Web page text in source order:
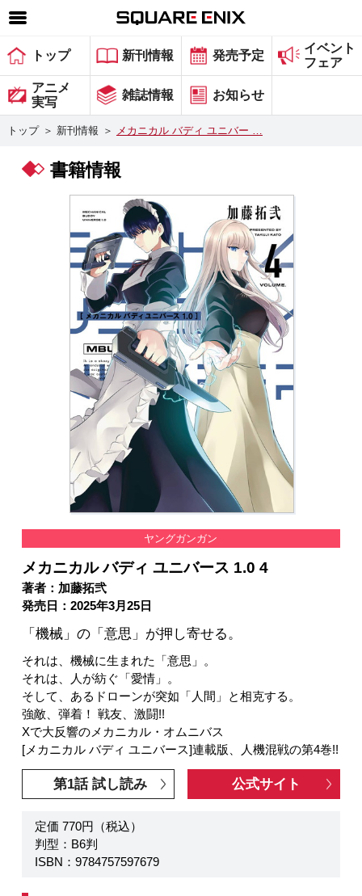
SQUARE ENIX 公式サイトメニュー
ゲーム
マガジン＆ブックス
グッズ
会社情報 採用情報
スクウェア・エニックス サイト内検索
トップ 新刊情報 発売予定
イベント
フェア
アニメ
実写
雑誌情報 お知らせ
トップ ＞ 新刊情報 ＞ メカニカル バディ ユニバー …
書籍情報
ヤングガンガン
メカニカル バディ ユニバース 1.0 4
著者：加藤拓弐
発売日：2025年3月25日
「機械」の「意思」が押し寄せる。
それは、機械に生まれた「意思」。
それは、人が紡ぐ「愛情」。
そして、あるドローンが突如「人間」と相克する。
強敵、弾着！ 戦友、激闘!!
Xで大反響のメカニカル・オムニバス
[メカニカル バディ ユニバース]連載版、人機混戦の第4巻!!
第1話 試し読み 公式サイト
定価 770円（税込）
判型：B6判
ISBN：9784757597679